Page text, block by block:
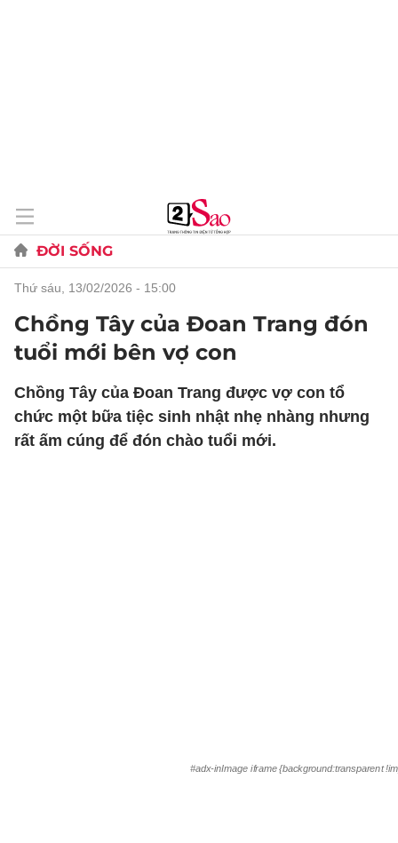
ĐỜI SỐNG
thứ sáu, 13/02/2026 - 15:00
Chồng Tây của Đoan Trang đón
tuổi mới bên vợ con
Chồng Tây của Đoan Trang được vợ con tổ
chức một bữa tiệc sinh nhật nhẹ nhàng nhưng
rất ấm cúng để đón chào tuổi mới.
#adx-inImage iframe {background:transparent